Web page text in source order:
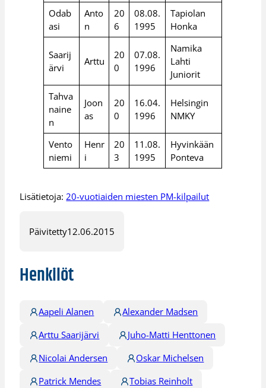
Odab
asi
Anto
n
20
6
08.08.
1995
Tapiolan
Honka
Saarij
ärvi
Arttu
20
0
07.08.
1996
Namika
Lahti
Juniorit
Tahva
naine
n
Joon
as
20
0
16.04.
1996
Helsingin
NMKY
Vento
niemi
Henr
i
20
3
11.08.
1995
Hyvinkään
Ponteva
Lisätietoja: 20-vuotiaiden miesten PM-kilpailut
Päivitetty12.06.2015
Henkilöt
Aapeli Alanen
Alexander Madsen
Arttu Saarijärvi
Juho-Matti Henttonen
Nicolai Andersen
Oskar Michelsen
Patrick Mendes
Tobias Reinholt